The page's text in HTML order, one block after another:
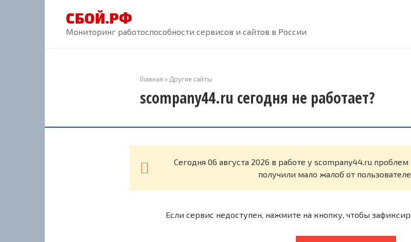
СБОЙ.РФ
Мониторинг работоспособности сервисов и сайтов в России
Главная » Другие сайты
scompany44.ru сегодня не работает?
Cегодня 06 августа 2026 в работе у scompany44.ru
получили мало жалоб от
Если сервис недоступен, нажмите на кнопку, чтобы